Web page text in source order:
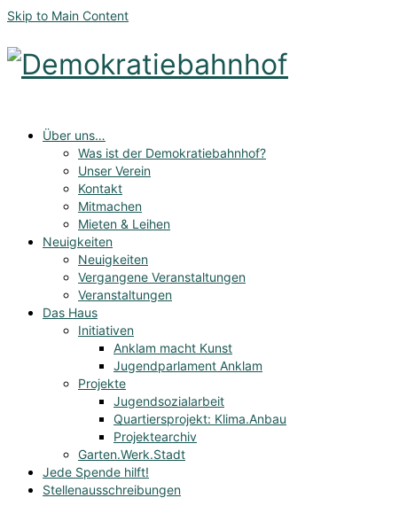
Skip to Main Content
Über uns…
Was ist der Demokratiebahnhof?
Unser Verein
Kontakt
Mitmachen
Mieten & Leihen
Neuigkeiten
Neuigkeiten
Vergangene Veranstaltungen
Veranstaltungen
Das Haus
Initiativen
Anklam macht Kunst
Jugendparlament Anklam
Projekte
Jugendsozialarbeit
Quartiersprojekt: Klima.Anbau
Projektearchiv
Garten.Werk.Stadt
Jede Spende hilft!
Stellenausschreibungen